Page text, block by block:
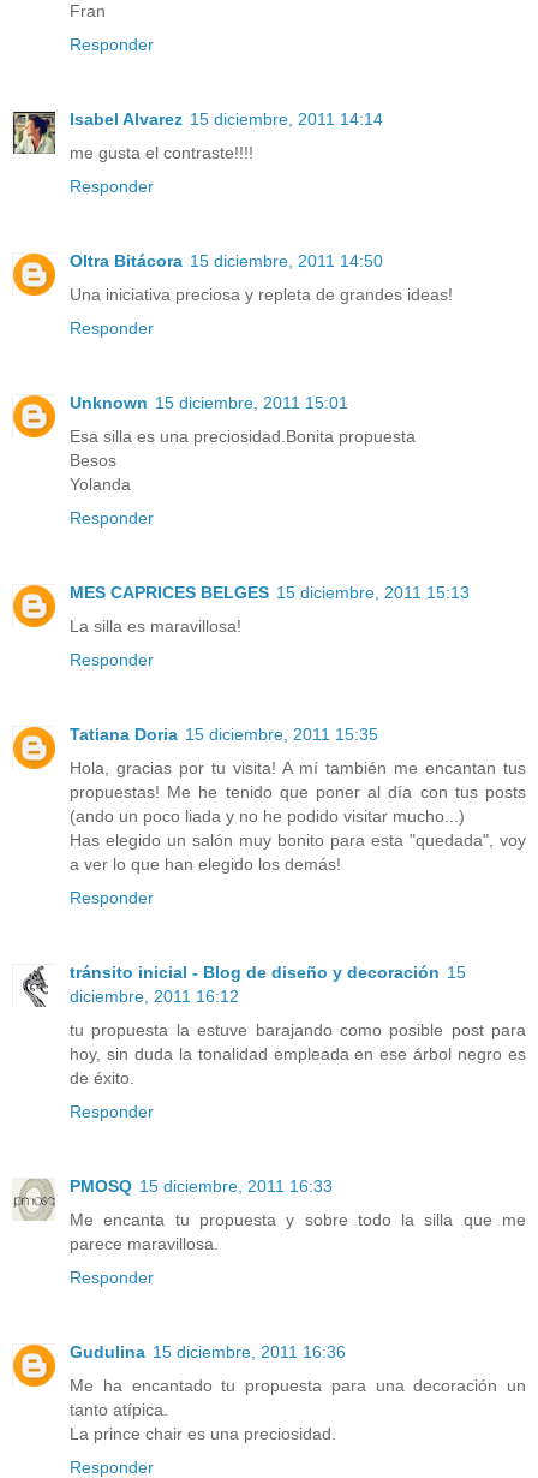
Fran
Responder
Isabel Alvarez 15 diciembre, 2011 14:14
me gusta el contraste!!!!
Responder
Oltra Bitácora 15 diciembre, 2011 14:50
Una iniciativa preciosa y repleta de grandes ideas!
Responder
Unknown 15 diciembre, 2011 15:01
Esa silla es una preciosidad.Bonita propuesta
Besos
Yolanda
Responder
MES CAPRICES BELGES 15 diciembre, 2011 15:13
La silla es maravillosa!
Responder
Tatiana Doria 15 diciembre, 2011 15:35
Hola, gracias por tu visita! A mí también me encantan tus
propuestas! Me he tenido que poner al día con tus posts
(ando un poco liada y no he podido visitar mucho...)
Has elegido un salón muy bonito para esta "quedada", voy
a ver lo que han elegido los demás!
Responder
tránsito inicial - Blog de diseño y decoración 15
diciembre, 2011 16:12
tu propuesta la estuve barajando como posible post para
hoy, sin duda la tonalidad empleada en ese árbol negro es
de éxito.
Responder
PMOSQ 15 diciembre, 2011 16:33
Me encanta tu propuesta y sobre todo la silla que me
parece maravillosa.
Responder
Gudulina 15 diciembre, 2011 16:36
Me ha encantado tu propuesta para una decoración un
tanto atípica.
La prince chair es una preciosidad.
Responder